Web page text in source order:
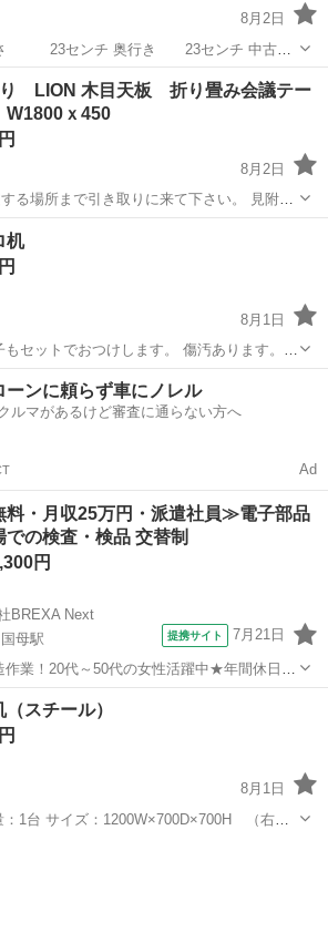
8月2日
ンチ 奥行き 23センチ 中古品
譲りいたします。 よろしくお願いします。
オフィス用家具 奥行き
LION 木目天板 折り畳み会議テー
ｘ450
8月2日
る場所まで引き取りに来て下さい。 見附市
日現金と引き換えでお願いいたします。 購
い方はご遠慮下さい。
ィス用家具
机
8月1日
セットでおつけします。 傷汚あります。
H735 画像判断にてお願い致します。
オフィス用家具 D750
ーンに頼らず車にノレル
ルマがあるけど審査に通らない方へ
Ad
・月収25万円・派遣社員≫電子部品
での検査・検品 交替制
円
BREXA Next
母駅
提携サイト 7月21日
業！20代～50代の女性活躍中★年間休日
ーンルーム内でのお仕事！日払い制度利用可
イカー通勤可！《山梨県中巨摩郡昭和町》
...
他
スチール）
8月1日